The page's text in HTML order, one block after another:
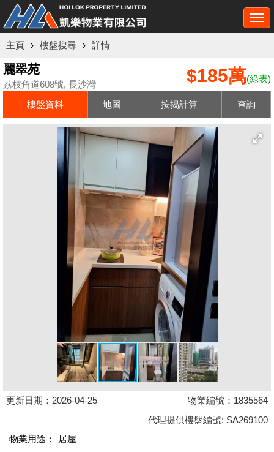
主頁 › 樓盤搜尋 › 詳情
麗翠苑
荔枝角道608號, 長沙灣 $185萬(綠表)
樓盤資料 地圖 按揭計算 查詢
更新日期：2026-04-25
物業編號：1835564
代理提供樓盤編號: SA269100
物業用途：
居屋